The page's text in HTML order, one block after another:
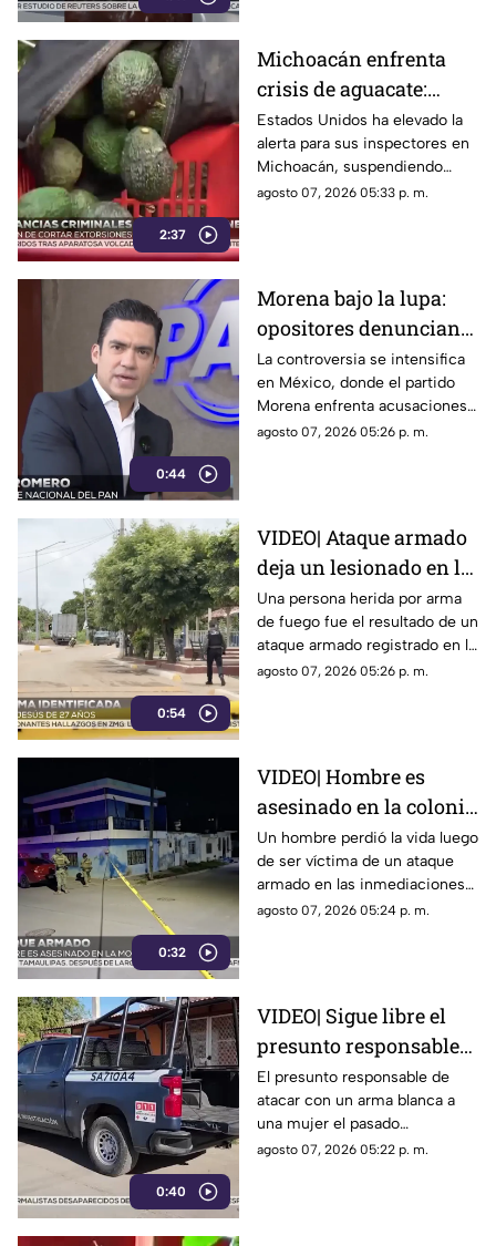
2:37
Michoacán enfrenta
crisis de aguacate:
Estados Unidos frena
exportaciones
Estados Unidos ha elevado la
alerta para sus inspectores en
Michoacán, suspendiendo
exportaciones de aguacate y
agosto 07, 2026 05:33 p. m.
0:44
Morena bajo la lupa:
opositores denuncian
intentos de censura
sobre políticos y
crimen organizado
La controversia se intensifica
en México, donde el partido
Morena enfrenta acusaciones
de censura y manipulación
agosto 07, 2026 05:26 p. m.
0:54
VIDEO| Ataque armado
deja un lesionado en la
comunidad de El
Chilillo en Mazatlán
Una persona herida por arma
de fuego fue el resultado de un
ataque armado registrado en la
comunidad de El Chilillo, al
agosto 07, 2026 05:26 p. m.
0:32
VIDEO| Hombre es
asesinado en la colonia
Morelos en Mazatlán
Un hombre perdió la vida luego
de ser víctima de un ataque
armado en las inmediaciones
de la colonia Morelos, al
agosto 07, 2026 05:24 p. m.
0:40
VIDEO| Sigue libre el
presunto responsable
de atacar con arma
blanca a una mujer en
Los Mochis
El presunto responsable de
atacar con un arma blanca a
una mujer el pasado
miércoles, dentro de una
agosto 07, 2026 05:22 p. m.